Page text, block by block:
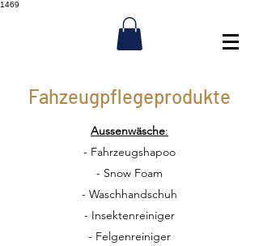
1469
Fahzeugpflegeprodukte
Aussenwäsche:
- Fahrzeugshapoo
- Snow Foam
- Waschhandschuh
- Insektenreiniger
- Felgenreiniger